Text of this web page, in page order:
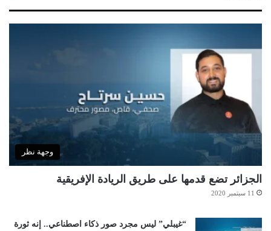
وجهة نظر
الجزائر تضع قدمها على طريق الريادة الإفريقية
11 سبتمبر 2020
“غيبلي” ليس مجرد صور ذكاء اصطناعي.. إنه ثورة